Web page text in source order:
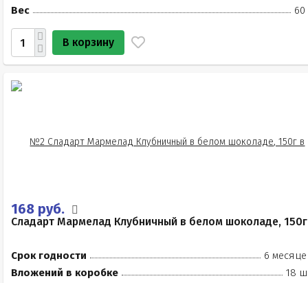
Вес
60
В корзину
168 руб.
Сладарт Мармелад Клубничный в белом шоколаде, 150г
Срок годности
6
Вложений в коробке
18